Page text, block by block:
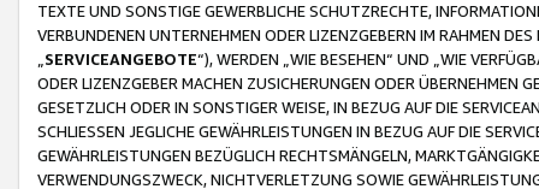
TEXTE UND SONSTIGE GEWERBLICHE SCHUTZRECHTE,
VERBUNDENEN UNTERNEHMEN ODER LIZENZGEBERN IM RAHMEN
SERVICEANGEBOTE“), WERDEN „WIE BESEHEN“ UND „WIE
ODER LIZENZGEBER MACHEN ZUSICHERUNGEN ODER ÜBERNEHMEN
GESETZLICH ODER IN SONSTIGER WEISE, IN BEZUG AUF DIE
SCHLIESSEN JEGLICHE GEWÄHRLEISTUNGEN IN BEZUG AUF DIE
GEWÄHRLEISTUNGEN BEZÜGLICH RECHTSMÄNGELN,
VERWENDUNGSZWECK, NICHTVERLETZUNG SOWIE